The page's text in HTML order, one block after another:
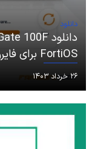
دانلود
FortiOS برای فایروال FG-100F
۲۶ خرداد ۱۴۰۳